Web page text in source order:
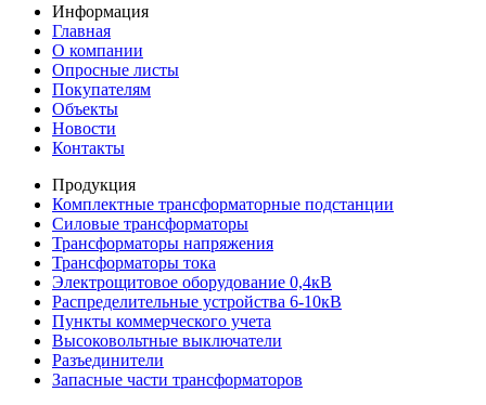
Информация
Главная
О компании
Опросные листы
Покупателям
Объекты
Новости
Контакты
Продукция
Комплектные трансформаторные подстанции
Силовые трансформаторы
Трансформаторы напряжения
Трансформаторы тока
Электрощитовое оборудование 0,4кВ
Распределительные устройства 6-10кВ
Пункты коммерческого учета
Высоковольтные выключатели
Разъединители
Запасные части трансформаторов